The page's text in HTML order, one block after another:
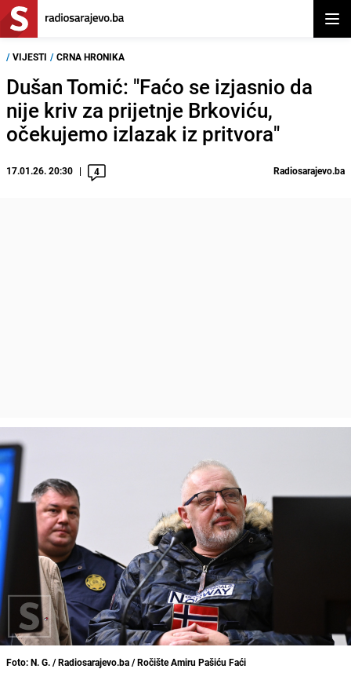
/ VIJESTI / CRNA HRONIKA
Dušan Tomić: "Faćo se izjasnio da
nije kriv za prijetnje Brkoviću,
očekujemo izlazak iz pritvora"
17.01.26. 20:30 4 Radiosarajevo.ba
Foto: N. G. / Radiosarajevo.ba / Ročište Amiru Pašiću Faći